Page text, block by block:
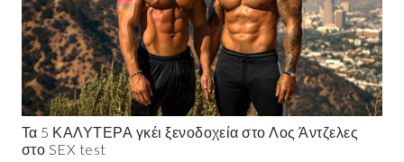
Τα 5 ΚΑΛΥΤΕΡΑ γκέι ξενοδοχεία στο Λος Άντζελες
στο SEX test